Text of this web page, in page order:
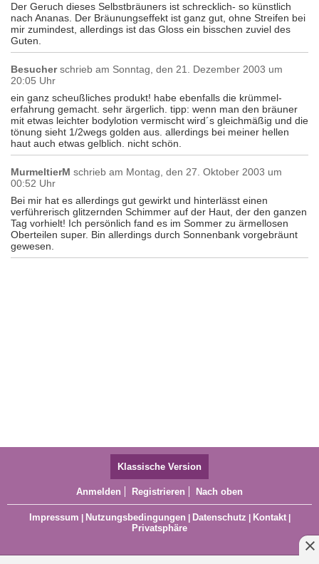
Der Geruch dieses Selbstbräuners ist schrecklich- so künstlich
nach Ananas. Der Bräunungseffekt ist ganz gut, ohne Streifen bei
mir zumindest, allerdings ist das Gloss ein bisschen zuviel des
Guten.
Besucher schrieb am Sonntag, den 21. Dezember 2003 um
20:05 Uhr
ein ganz scheußliches produkt! habe ebenfalls die krümmel-
erfahrung gemacht. sehr ärgerlich. tipp: wenn man den bräuner
mit etwas leichter bodylotion vermischt wird´s gleichmäßig und die
tönung sieht 1/2wegs golden aus. allerdings bei meiner hellen
haut auch etwas gelblich. nicht schön.
MurmeltierM schrieb am Montag, den 27. Oktober 2003 um
00:52 Uhr
Bei mir hat es allerdings gut gewirkt und hinterlässt einen
verführerisch glitzernden Schimmer auf der Haut, der den ganzen
Tag vorhielt! Ich persönlich fand es im Sommer zu ärmellosen
Oberteilen super. Bin allerdings durch Sonnenbank vorgebräunt
gewesen.
Klassische Version
Anmelden Registrieren Nach oben
Impressum Nutzungsbedingungen Datenschutz Kontakt|
Privatsphäre